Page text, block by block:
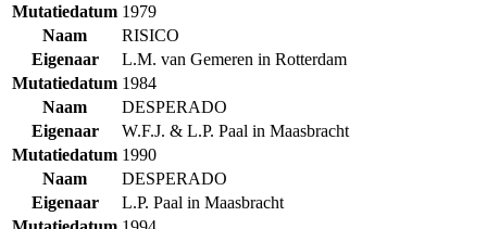
Mutatiedatum 1979
Naam
RISICO
Eigenaar
L.M. van Gemeren in Rotterdam
Mutatiedatum 1984
Naam
DESPERADO
Eigenaar
W.F.J. & L.P. Paal in Maasbracht
Mutatiedatum 1990
Naam
DESPERADO
Eigenaar
L.P. Paal in Maasbracht